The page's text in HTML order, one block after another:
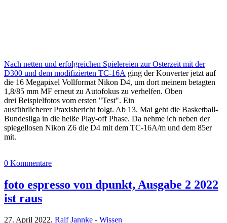
Nach netten und erfolgreichen Spielereien zur Osterzeit mit der
D300 und dem modifizierten TC-16A ging der Konverter jetzt auf
die 16 Megapixel Vollformat Nikon D4, um dort meinem betagten
1,8/85 mm MF erneut zu Autofokus zu verhelfen. Oben
drei Beispielfotos vom ersten "Test". Ein
ausführlicherer Praxisbericht folgt. Ab 13. Mai geht die Basketball-
Bundesliga in die heiße Play-off Phase. Da nehme ich neben der
spiegellosen Nikon Z6 die D4 mit dem TC-16A/m und dem 85er
mit.
0 Kommentare
foto espresso von dpunkt, Ausgabe 2 2022
ist raus
27. April 2022, Ralf Jannke - Wissen